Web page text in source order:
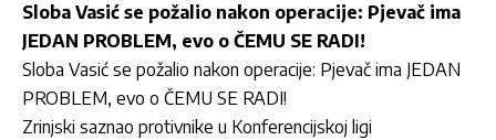
Sloba Vasić se požalio nakon operacije: Pjevač ima
JEDAN PROBLEM, evo o ČEMU SE RADI!
Sloba Vasić se požalio nakon operacije: Pjevač ima JEDAN
PROBLEM, evo o ČEMU SE RADI!
Zrinjski saznao protivnike u Konferencijskoj ligi